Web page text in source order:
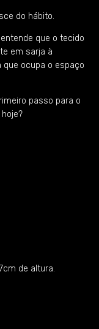
do hábito.
que o tecido
em sarja à
ocupa o espaço
passo para o
de altura.